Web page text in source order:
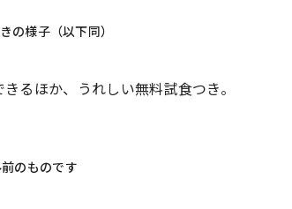
の様子（以下同）
るほか、うれしい無料試食つき。
のものです